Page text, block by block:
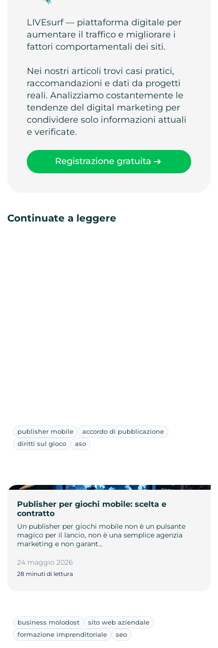
LIVEsurf — piattaforma digitale per
aumentare il traffico e migliorare i
fattori comportamentali dei siti.
Nei nostri articoli trovi casi pratici,
raccomandazioni e dati da progetti
reali. Analizziamo costantemente le
tendenze del digital marketing per
condividere solo informazioni attuali
e verificate.
Registrazione gratuita
Continuate a leggere
publisher mobile
accordo di pubblicazione
diritti sul gioco
aso
Publisher per giochi mobile: scelta e
contratto
Un publisher per giochi mobile non è un pulsante
magico per il lancio, non è una semplice agenzia
marketing e non garant…
24 maggio 2026
28 minuti di lettura
business molodost
sito web aziendale
formazione imprenditoriale
seo